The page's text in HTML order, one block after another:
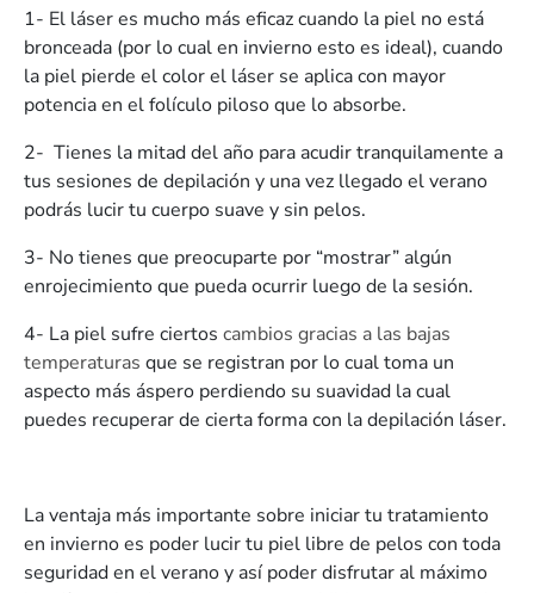
1- El láser es mucho más eficaz cuando la piel no está
bronceada (por lo cual en invierno esto es ideal), cuando
la piel pierde el color el láser se aplica con mayor
potencia en el folículo piloso que lo absorbe.
2- Tienes la mitad del año para acudir tranquilamente a
tus sesiones de depilación y una vez llegado el verano
podrás lucir tu cuerpo suave y sin pelos.
3- No tienes que preocuparte por “mostrar” algún
enrojecimiento que pueda ocurrir luego de la sesión.
4- La piel sufre ciertos cambios gracias a las bajas
temperaturas que se registran por lo cual toma un
aspecto más áspero perdiendo su suavidad la cual
puedes recuperar de cierta forma con la depilación láser.
La ventaja más importante sobre iniciar tu tratamiento
en invierno es poder lucir tu piel libre de pelos con toda
seguridad en el verano y así poder disfrutar al máximo